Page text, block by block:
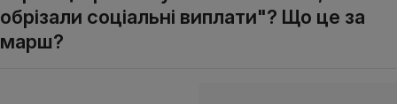
обрізали соціальні виплати"? Що це за
марш?